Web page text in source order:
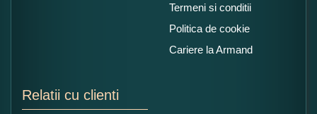
Termeni si conditii
Politica de cookie
Cariere la Armand
Relatii cu clienti